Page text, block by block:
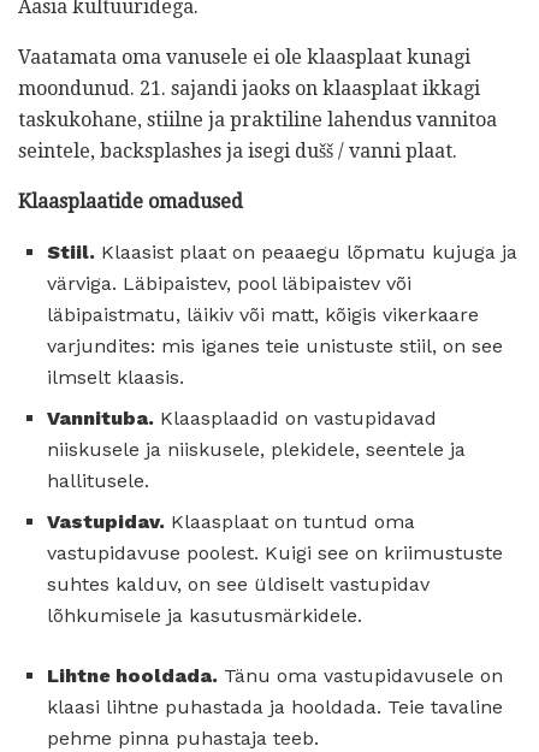
Aasia kultuuridega.
Vaatamata oma vanusele ei ole klaasplaat kunagi
moondunud. 21. sajandi jaoks on klaasplaat ikkagi
taskukohane, stiilne ja praktiline lahendus vannitoa
seintele, backsplashes ja isegi dušš / vanni plaat.
Klaasplaatide omadused
Stiil. Klaasist plaat on peaaegu lõpmatu kujuga ja
värviga. Läbipaistev, pool läbipaistev või
läbipaistmatu, läikiv või matt, kõigis vikerkaare
varjundites: mis iganes teie unistuste stiil, on see
ilmselt klaasis.
Vannituba. Klaasplaadid on vastupidavad
niiskusele ja niiskusele, plekidele, seentele ja
hallitusele.
Vastupidav. Klaasplaat on tuntud oma
vastupidavuse poolest. Kuigi see on kriimustuste
suhtes kalduv, on see üldiselt vastupidav
lõhkumisele ja kasutusmärkidele.
Lihtne hooldada. Tänu oma vastupidavusele on
klaasi lihtne puhastada ja hooldada. Teie tavaline
pehme pinna puhastaja teeb.